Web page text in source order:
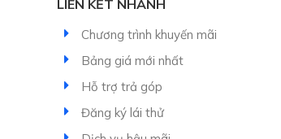
LIÊN KẾT NHANH
Chương trình khuyến mãi
Bảng giá mới nhất
Hỗ trợ trả góp
Đăng ký lái thử